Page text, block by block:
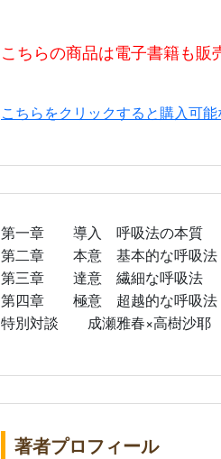
こちらの商品は電子書籍も販
こちらをクリックすると購入可
第一章 導入 呼吸法の本質
第二章 本意 基本的な呼吸法
第三章 達意 繊細な呼吸法
第四章 極意 超越的な呼吸法
特別対談 成瀬雅春×高樹沙耶
著者プロフィール